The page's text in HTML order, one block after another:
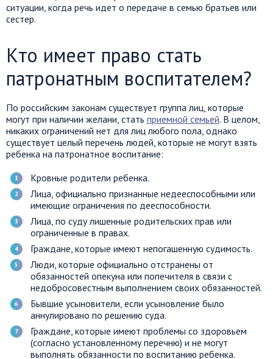
ситуации, когда речь идет о передаче в семью братьев или
сестер.
Кто имеет право стать
патронатным воспитателем?
По российским законам существует группа лиц, которые
могут при наличии желани, стать приемной семьей. В целом,
никаких ограничений нет для лиц любого пола, однако
существует целый перечень людей, которые не могут взять
ребенка на патронатное воспитание:
Кровные родители ребенка.
Лица, официально признанные недееспособными или
имеющие ограничения по дееспособности.
Лица, по суду лишенные родительских прав или
ограниченные в правах.
Граждане, которые имеют непогашенную судимость.
Люди, которые официально отстранены от
обязанностей опекуна или попечителя в связи с
недобросовестным выполнением своих обязанностей.
Бывшие усыновители, если усыновление было
аннулировано по решению суда.
Граждане, которые имеют проблемы со здоровьем
(согласно установленному перечню) и не могут
выполнять обязанности по воспитанию ребенка.